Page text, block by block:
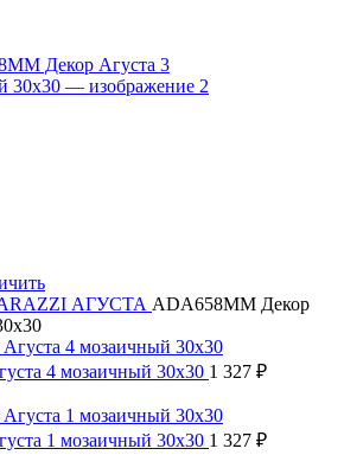
АГУСТА ADA658MM Декор
4 мозаичный 30х30 1 327 ₽
1 мозаичный 30х30 1 327 ₽